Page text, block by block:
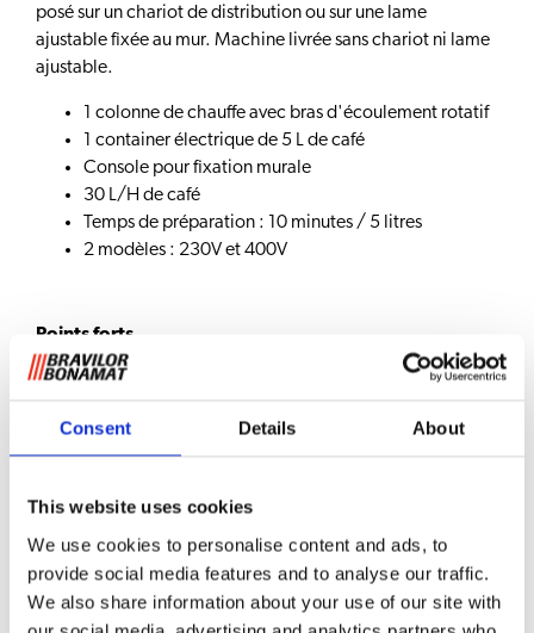
Consent Details About
This website uses cookies
We use cookies to personalise content and ads, to
provide social media features and to analyse our traffic.
We also share information about your use of our site with
posé sur un chariot de distribution ou sur une lame
ajustable fixée au mur. Machine livrée sans chariot ni lame
ajustable.
1 colonne de chauffe avec bras d'écoulement rotatif
1 container électrique de 5 L de café
Console pour fixation murale
30 L/H de café
Temps de préparation : 10 minutes / 5 litres
2 modèles : 230V et 400V
Points forts
FIABILITE, LONGEVITE : tout inox, ligne sobre,
inox indépendants à double paroi emboutie sans
soudure, avec thermostat de contrôle pour le
robinet anti-gouttes ; porte-filtre tout inox ;
utilisation d'eau fraîche et chauffe directe sans
préchauffage ; couvercle avec douchette d'arrosage
pour une meilleure infusion du café ; générateur
d'eau chaude autonome.